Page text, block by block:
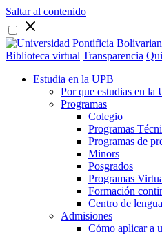
Saltar al contenido
Biblioteca virtual Transparencia
Estudia en la UPB
Por que estudias en la
Programas
Colegio
Programas
Programas de
Minors
Posgrados
Programas
Formación
Centro de
Admisiones
Cómo aplicar a